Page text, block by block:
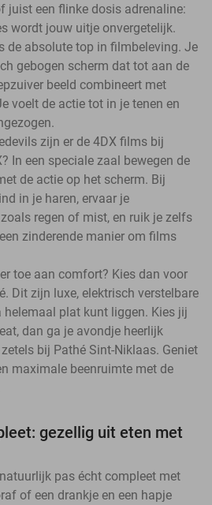
juist een flinke dosis adrenaline:
wordt jouw uitje onvergetelijk.
de absolute top in filmbeleving. Je
gebogen scherm dat tot aan de
beeld combineert met
voelt de actie tot in je tenen en
zijn er de 4DX films bij
In een speciale zaal bewegen de
de actie op het scherm. Bij
in je haren, ervaar je
regen of mist, en ruik je zelfs
zinderende manier om films
toe aan comfort? Kies dan voor
Dit zijn luxe, elektrisch verstelbare
helemaal plat kunt liggen. Kies jij
dan ga je avondje heerlijk
bij Pathé Sint-Niklaas. Geniet
maximale beenruimte met de
gezellig uit eten met
pas écht compleet met
of een drankje en een hapje